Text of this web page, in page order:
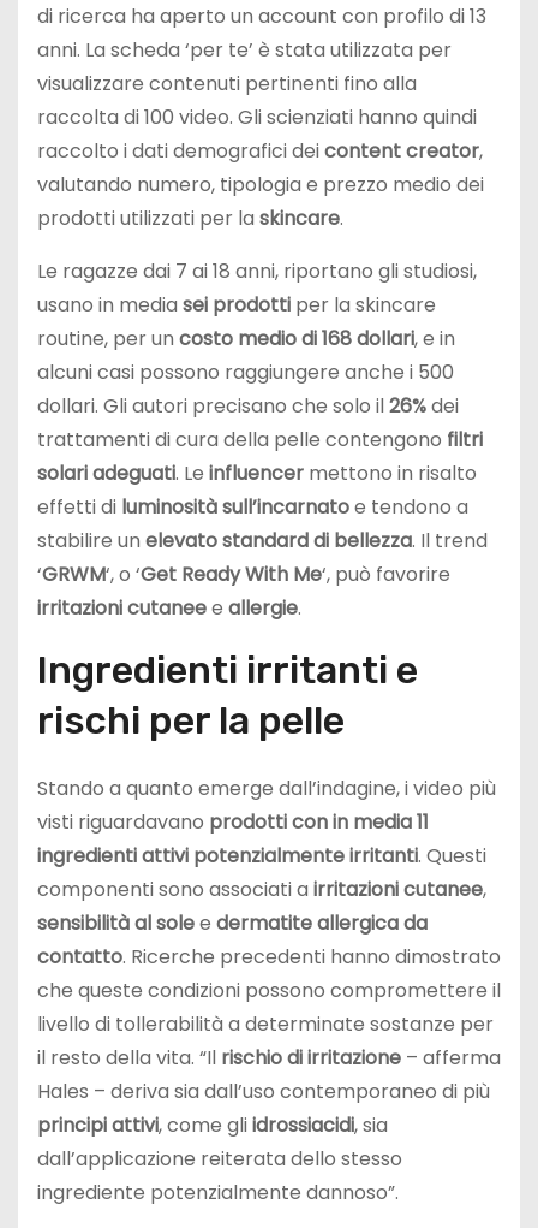
di ricerca ha aperto un account con profilo di 13
anni. La scheda ‘per te’ è stata utilizzata per
visualizzare contenuti pertinenti fino alla
raccolta di 100 video. Gli scienziati hanno quindi
raccolto i dati demografici deicontent creator,
valutando numero, tipologia e prezzo medio dei
prodotti utilizzati per la skincare.
Le ragazze dai 7 ai 18 anni, riportano gli studiosi,
usano in media sei prodotti per la skincare
routine, per un costo medio di 168 dollari, e in
alcuni casi possono raggiungere anche i 500
dollari. Gli autori precisano che solo il26%dei
trattamenti di cura della pelle contengono filtri
solari adeguati. Le influencer mettono in risalto
effetti di luminosità sull’incarnatoe tendono a
stabilire un elevato standard di bellezza. Il trend
‘GRWM‘, o ‘Get Ready With Me‘, può favorire
irritazioni cutaneee allergie.
Ingredienti irritanti e
rischi per la pelle
Stando a quanto emerge dall’indagine, i video più
visti riguardavano prodotti con in media 11
ingredienti attivi potenzialmente irritanti. Questi
componenti sono associati a irritazioni cutanee,
sensibilità al solee dermatite allergica da
contatto. Ricerche precedenti hanno dimostrato
che queste condizioni possono compromettere il
livello di tollerabilità a determinate sostanze per
il resto della vita. “Il rischio di irritazione – afferma
Hales – deriva sia dall’uso contemporaneo di più
principi attivi, come gliidrossiacidi, sia
dall’applicazione reiterata dello stesso
ingrediente potenzialmente dannoso”.